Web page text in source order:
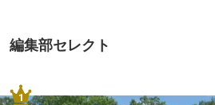
編集部セレクト
1